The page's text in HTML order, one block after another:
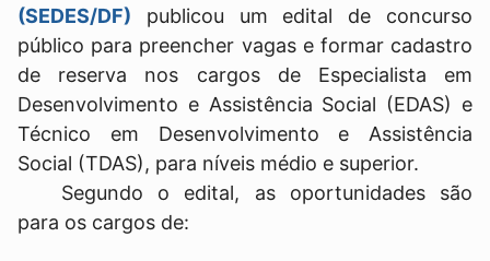
(SEDES/DF) publicou um edital de concurso
público para preencher vagas e formar cadastro
de reserva nos cargos de Especialista em
Desenvolvimento e Assistência Social (EDAS) e
Técnico em Desenvolvimento e Assistência
Social (TDAS), para níveis médio e superior.
Segundo o edital, as oportunidades são
para os cargos de: